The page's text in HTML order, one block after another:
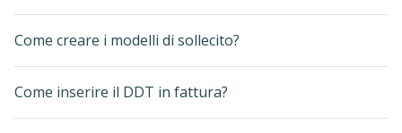
Come creare i modelli di sollecito?
Come inserire il DDT in fattura?